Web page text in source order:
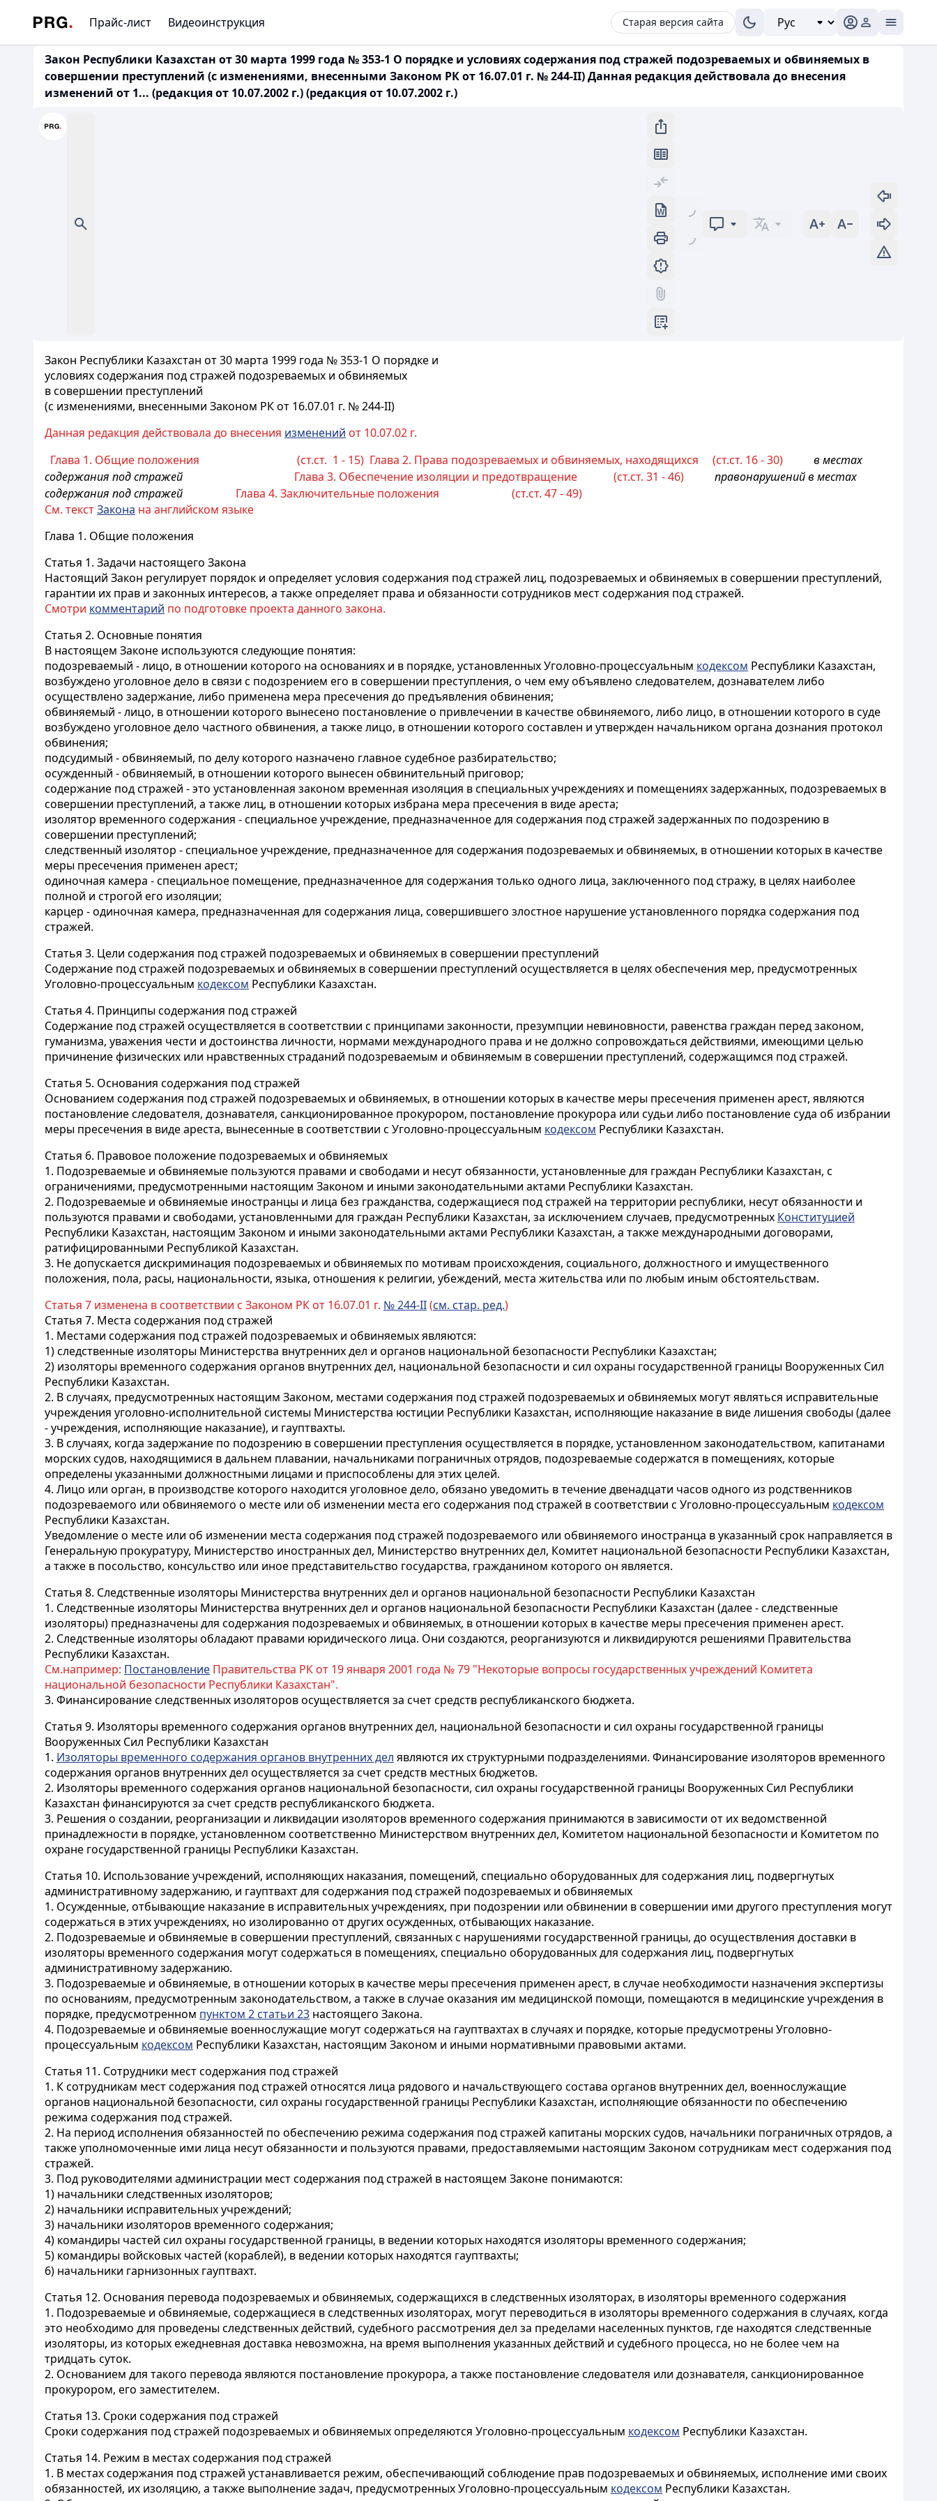
Прайс-лист Видеоинструкция Старая версия сайта
Закон Республики Казахстан от 30 марта 1999 года № 353-1 О порядке и условиях содержания под стражей подозреваемых и обвиняемых в
совершении преступлений (с изменениями, внесенными Законом РК от 16.07.01 г. № 244-II) Данная редакция действовала до внесения
изменений от 1... (редакция от 10.07.2002 г.) (редакция от 10.07.2002 г.)
Закон Республики Казахстан от 30 марта 1999 года № 353-1 О порядке и
условиях содержания под стражей подозреваемых и обвиняемых
в совершении преступлений
(с изменениями, внесенными Законом РК от 16.07.01 г. № 244-II)
Данная редакция действовала до внесения изменений от 10.07.02 г.
Глава 1. Общие положения (ст.ст. 1 - 15) Глава 2. Права подозреваемых и обвиняемых, находящихся (ст.ст. 16 - 30)
в местах
содержания под стражей
Глава 3. Обеспечение изоляции и предотвращение (ст.ст. 31 - 46)
правонарушений в местах
содержания под стражей
Глава 4. Заключительные положения (ст.ст. 47 - 49)
См. текстЗакона на английском языке
Глава 1. Общие положения
Статья 1. Задачи настоящего Закона
Настоящий Закон регулирует порядок и определяет условия содержания под стражей лиц, подозреваемых и обвиняемых в совершении преступлений,
гарантии их прав и законных интересов, а также определяет права и обязанности сотрудников мест содержания под стражей.
Смотри комментарий по подготовке проекта данного закона.
Статья 2. Основные понятия
В настоящем Законе используются следующие понятия:
подозреваемый - лицо, в отношении которого на основаниях и в порядке, установленных Уголовно-процессуальным кодексом Республики Казахстан,
возбуждено уголовное дело в связи с подозрением его в совершении преступления, о чем ему объявлено следователем, дознавателем либо
осуществлено задержание, либо применена мера пресечения до предъявления обвинения;
обвиняемый - лицо, в отношении которого вынесено постановление о привлечении в качестве обвиняемого, либо лицо, в отношении которого в суде
возбуждено уголовное дело частного обвинения, а также лицо, в отношении которого составлен и утвержден начальником органа дознания протокол
обвинения;
подсудимый - обвиняемый, по делу которого назначено главное судебное разбирательство;
осужденный - обвиняемый, в отношении которого вынесен обвинительный приговор;
содержание под стражей - это установленная законом временная изоляция в специальных учреждениях и помещениях задержанных, подозреваемых в
совершении преступлений, а также лиц, в отношении которых избрана мера пресечения в виде ареста;
изолятор временного содержания - специальное учреждение, предназначенное для содержания под стражей задержанных по подозрению в
совершении преступлений;
следственный изолятор - специальное учреждение, предназначенное для содержания подозреваемых и обвиняемых, в отношении которых в качестве
меры пресечения применен арест;
одиночная камера - специальное помещение, предназначенное для содержания только одного лица, заключенного под стражу, в целях наиболее
полной и строгой его изоляции;
карцер - одиночная камера, предназначенная для содержания лица, совершившего злостное нарушение установленного порядка содержания под
стражей.
Статья 3. Цели содержания под стражей подозреваемых и обвиняемых в совершении преступлений
Содержание под стражей подозреваемых и обвиняемых в совершении преступлений осуществляется в целях обеспечения мер, предусмотренных
Уголовно-процессуальным кодексом Республики Казахстан.
Статья 4. Принципы содержания под стражей
Содержание под стражей осуществляется в соответствии с принципами законности, презумпции невиновности, равенства граждан перед законом,
гуманизма, уважения чести и достоинства личности, нормами международного права и не должно сопровождаться действиями, имеющими целью
причинение физических или нравственных страданий подозреваемым и обвиняемым в совершении преступлений, содержащимся под стражей.
Статья 5. Основания содержания под стражей
Основанием содержания под стражей подозреваемых и обвиняемых, в отношении которых в качестве меры пресечения применен арест, являются
постановление следователя, дознавателя, санкционированное прокурором, постановление прокурора или судьи либо постановление суда об избрании
меры пресечения в виде ареста, вынесенные в соответствии с Уголовно-процессуальным кодексом Республики Казахстан.
Статья 6. Правовое положение подозреваемых и обвиняемых
1. Подозреваемые и обвиняемые пользуются правами и свободами и несут обязанности, установленные для граждан Республики Казахстан, с
ограничениями, предусмотренными настоящим Законом и иными законодательными актами Республики Казахстан.
2. Подозреваемые и обвиняемые иностранцы и лица без гражданства, содержащиеся под стражей на территории республики, несут обязанности и
пользуются правами и свободами, установленными для граждан Республики Казахстан, за исключением случаев, предусмотренных Конституцией
Республики Казахстан, настоящим Законом и иными законодательными актами Республики Казахстан, а также международными договорами,
ратифицированными Республикой Казахстан.
3. Не допускается дискриминация подозреваемых и обвиняемых по мотивам происхождения, социального, должностного и имущественного
положения, пола, расы, национальности, языка, отношения к религии, убеждений, места жительства или по любым иным обстоятельствам.
Статья 7 изменена в соответствии с Законом РК от 16.07.01 г. № 244-II(см. стар. ред.)
Статья 7. Места содержания под стражей
1. Местами содержания под стражей подозреваемых и обвиняемых являются:
1) следственные изоляторы Министерства внутренних дел и органов национальной безопасности Республики Казахстан;
2) изоляторы временного содержания органов внутренних дел, национальной безопасности и сил охраны государственной границы Вооруженных Сил
Республики Казахстан.
2. В случаях, предусмотренных настоящим Законом, местами содержания под стражей подозреваемых и обвиняемых могут являться исправительные
учреждения уголовно-исполнительной системы Министерства юстиции Республики Казахстан, исполняющие наказание в виде лишения свободы (далее
- учреждения, исполняющие наказание), и гауптвахты.
3. В случаях, когда задержание по подозрению в совершении преступления осуществляется в порядке, установленном законодательством, капитанами
морских судов, находящимися в дальнем плавании, начальниками пограничных отрядов, подозреваемые содержатся в помещениях, которые
определены указанными должностными лицами и приспособлены для этих целей.
4. Лицо или орган, в производстве которого находится уголовное дело, обязано уведомить в течение двенадцати часов одного из родственников
подозреваемого или обвиняемого о месте или об изменении места его содержания под стражей в соответствии с Уголовно-процессуальным кодексом
Республики Казахстан.
Уведомление о месте или об изменении места содержания под стражей подозреваемого или обвиняемого иностранца в указанный срок направляется в
Генеральную прокуратуру, Министерство иностранных дел, Министерство внутренних дел, Комитет национальной безопасности Республики Казахстан,
а также в посольство, консульство или иное представительство государства, гражданином которого он является.
Статья 8. Следственные изоляторы Министерства внутренних дел и органов национальной безопасности Республики Казахстан
1. Следственные изоляторы Министерства внутренних дел и органов национальной безопасности Республики Казахстан (далее - следственные
изоляторы) предназначены для содержания подозреваемых и обвиняемых, в отношении которых в качестве меры пресечения применен арест.
2. Следственные изоляторы обладают правами юридического лица. Они создаются, реорганизуются и ликвидируются решениями Правительства
Республики Казахстан.
См.например: Постановление Правительства РК от 19 января 2001 года № 79 "Некоторые вопросы государственных учреждений Комитета
национальной безопасности Республики Казахстан".
3. Финансирование следственных изоляторов осуществляется за счет средств республиканского бюджета.
Статья 9. Изоляторы временного содержания органов внутренних дел, национальной безопасности и сил охраны государственной границы
Вооруженных Сил Республики Казахстан
1. Изоляторы временного содержания органов внутренних дел являются их структурными подразделениями. Финансирование изоляторов временного
содержания органов внутренних дел осуществляется за счет средств местных бюджетов.
2. Изоляторы временного содержания органов национальной безопасности, сил охраны государственной границы Вооруженных Сил Республики
Казахстан финансируются за счет средств республиканского бюджета.
3. Решения о создании, реорганизации и ликвидации изоляторов временного содержания принимаются в зависимости от их ведомственной
принадлежности в порядке, установленном соответственно Министерством внутренних дел, Комитетом национальной безопасности и Комитетом по
охране государственной границы Республики Казахстан.
Статья 10. Использование учреждений, исполняющих наказания, помещений, специально оборудованных для содержания лиц, подвергнутых
административному задержанию, и гауптвахт для содержания под стражей подозреваемых и обвиняемых
1. Осужденные, отбывающие наказание в исправительных учреждениях, при подозрении или обвинении в совершении ими другого преступления могут
содержаться в этих учреждениях, но изолированно от других осужденных, отбывающих наказание.
2. Подозреваемые и обвиняемые в совершении преступлений, связанных с нарушениями государственной границы, до осуществления доставки в
изоляторы временного содержания могут содержаться в помещениях, специально оборудованных для содержания лиц, подвергнутых
административному задержанию.
3. Подозреваемые и обвиняемые, в отношении которых в качестве меры пресечения применен арест, в случае необходимости назначения экспертизы
по основаниям, предусмотренным законодательством, а также в случае оказания им медицинской помощи, помещаются в медицинские учреждения в
порядке, предусмотренном пунктом 2 статьи 23 настоящего Закона.
4. Подозреваемые и обвиняемые военнослужащие могут содержаться на гауптвахтах в случаях и порядке, которые предусмотрены Уголовно-
процессуальным кодексом Республики Казахстан, настоящим Законом и иными нормативными правовыми актами.
Статья 11. Сотрудники мест содержания под стражей
1. К сотрудникам мест содержания под стражей относятся лица рядового и начальствующего состава органов внутренних дел, военнослужащие
органов национальной безопасности, сил охраны государственной границы Республики Казахстан, исполняющие обязанности по обеспечению
режима содержания под стражей.
2. На период исполнения обязанностей по обеспечению режима содержания под стражей капитаны морских судов, начальники пограничных отрядов, а
также уполномоченные ими лица несут обязанности и пользуются правами, предоставляемыми настоящим Законом сотрудникам мест содержания под
стражей.
3. Под руководителями администрации мест содержания под стражей в настоящем Законе понимаются:
1) начальники следственных изоляторов;
2) начальники исправительных учреждений;
3) начальники изоляторов временного содержания;
4) командиры частей сил охраны государственной границы, в ведении которых находятся изоляторы временного содержания;
5) командиры войсковых частей (кораблей), в ведении которых находятся гауптвахты;
6) начальники гарнизонных гауптвахт.
Статья 12. Основания перевода подозреваемых и обвиняемых, содержащихся в следственных изоляторах, в изоляторы временного содержания
1. Подозреваемые и обвиняемые, содержащиеся в следственных изоляторах, могут переводиться в изоляторы временного содержания в случаях, когда
это необходимо для проведены следственных действий, судебного рассмотрения дел за пределами населенных пунктов, где находятся следственные
изоляторы, из которых ежедневная доставка невозможна, на время выполнения указанных действий и судебного процесса, но не более чем на
тридцать суток.
2. Основанием для такого перевода являются постановление прокурора, а также постановление следователя или дознавателя, санкционированное
прокурором, его заместителем.
Статья 13. Сроки содержания под стражей
Сроки содержания под стражей подозреваемых и обвиняемых определяются Уголовно-процессуальным кодексом Республики Казахстан.
Статья 14. Режим в местах содержания под стражей
1. В местах содержания под стражей устанавливается режим, обеспечивающий соблюдение прав подозреваемых и обвиняемых, исполнение ими своих
обязанностей, их изоляцию, а также выполнение задач, предусмотренных Уголовно-процессуальным кодексом Республики Казахстан.